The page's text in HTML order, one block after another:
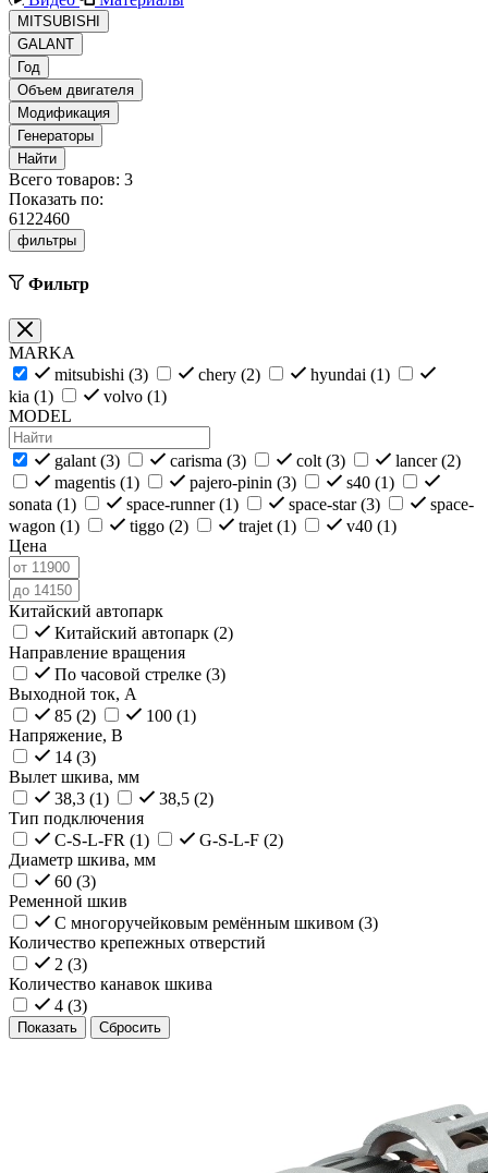
MITSUBISHI
GALANT
Год
Объем двигателя
Модификация
Генераторы
Найти
Всего товаров: 3
Показать по:
6122460
фильтры
Фильтр
MARKA
mitsubishi (3) chery (2) hyundai (1)
kia (1) volvo (1)
MODEL
galant (3) carisma (3) colt (3) lancer (2)
magentis (1) pajero-pinin (3) s40 (1)
sonata (1) space-runner (1) space-star (3)
space-
wagon (1) tiggo (2) trajet (1) v40 (1)
Цена
Китайский автопарк
Китайский автопарк (2)
Направление вращения
По часовой стрелке (3)
Выходной ток, А
85 (2) 100 (1)
Напряжение, В
14 (3)
Вылет шкива, мм
38,3 (1) 38,5 (2)
Тип подключения
C-S-L-FR (1) G-S-L-F (2)
Диаметр шкива, мм
60 (3)
Ременной шкив
С многоручейковым ремённым шкивом (3)
Количество крепежных отверстий
2 (3)
Количество канавок шкива
4 (3)